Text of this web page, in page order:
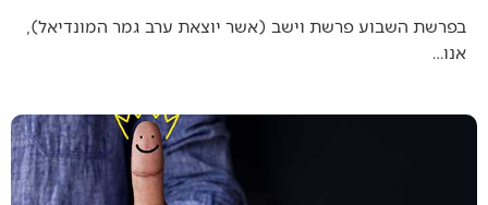
בפרשת השבוע פרשת וישב (אשר יוצאת ערב גמר המונדיאל),
אנו…